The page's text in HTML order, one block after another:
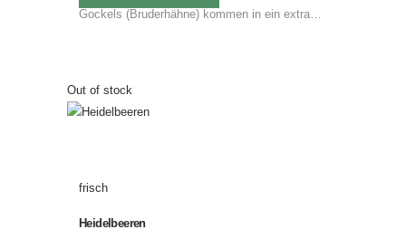
Gockels (Bruderhähne) kommen in ein extra…
Out of stock
frisch
Heidelbeeren